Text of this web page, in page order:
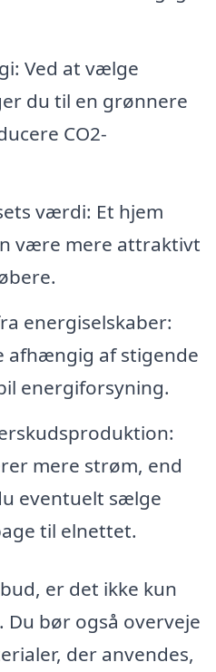
Ved at vælge
du til en grønnere
CO2-
værdi: Et hjem
være mere attraktivt
energiselskaber:
afhængig af stigende
energiforsyning.
mere strøm, end
eventuelt sælge
til elnettet.
er det ikke kun
bør også overveje
der anvendes,